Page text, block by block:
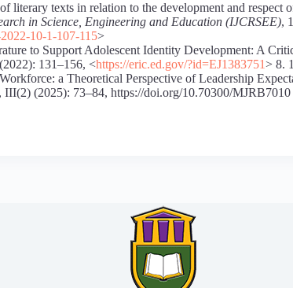
literary texts in relation to the development and respect
in Science, Engineering and Education (IJCRSEE),
10-1-107-115>
to Support Adolescent Identity Development: A
131–156, <https://eric.ed.gov/?id=EJ1383751> 8.
a Theoretical Perspective of Leadership
, III(2) (2025): 73–84, https://doi.org/10.70300/MJRB7010